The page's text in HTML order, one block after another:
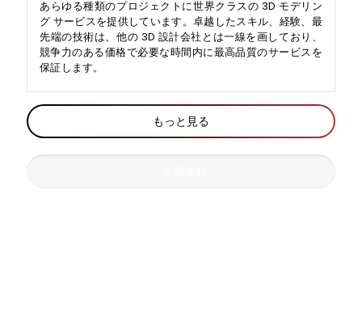
あらゆる種類のプロジェクトに世界クラスの 3D モデリン
グ サービスを提供しています。卓越したスキル、経験、最
先端の技術は、他の 3D 設計会社とは一線を画しており、
競争力のある価格で必要な時間内に最高品質のサービスを
保証します。
もっと見る